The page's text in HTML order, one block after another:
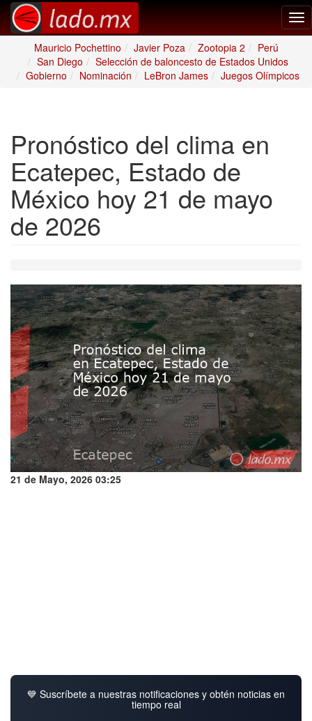
Mauricio Pochettino
Javier Poza Zootopia 2
Perú
San Diego
Selección de baloncesto de Estados Unidos
Gobierno
Nominación LeBron James Juegos Olímpicos
Pronóstico del clima en
Ecatepec, Estado de
México hoy 21 de mayo
de 2026
21 de Mayo, 2026 03:25
💙 Suscríbete a nuestras notificaciones y obtén noticias en
tiempo real